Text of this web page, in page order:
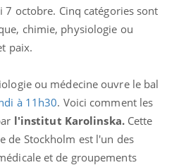
octobre. Cinq catégories sont
chimie, physiologie ou
paix.
ou médecine ouvre le bal
à 11h30. Voici comment les
l'institut Karolinska.Cette
de Stockholm est l'un des
et de groupements